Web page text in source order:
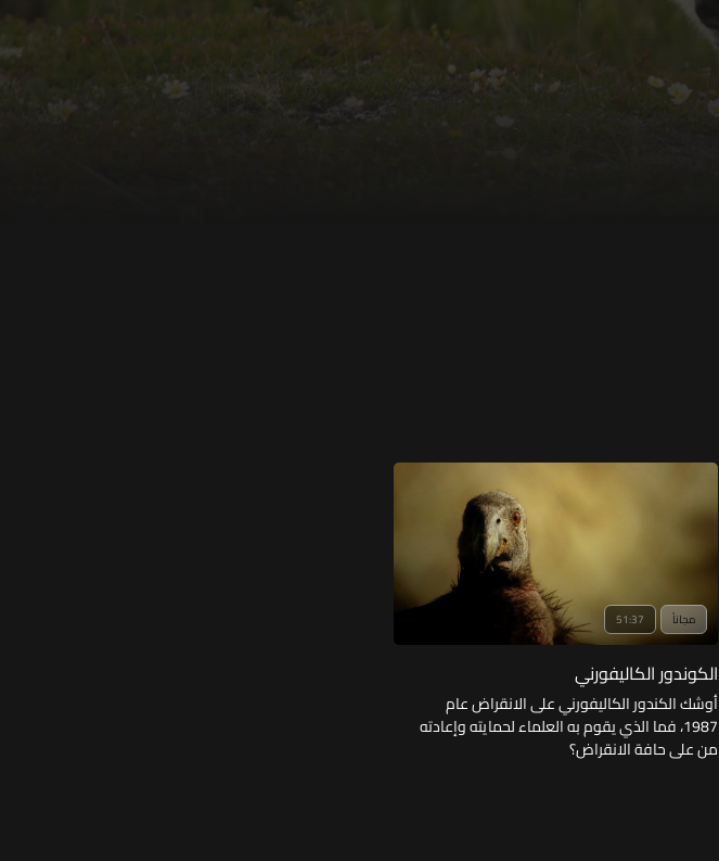
مجاناً 51:37
الكوندور الكاليفورني
أوشك الكندور الكاليفورني على الانقراض عام
1987، فما الذي يقوم به العلماء لحمايته وإعادته
من على حافة الانقراض؟